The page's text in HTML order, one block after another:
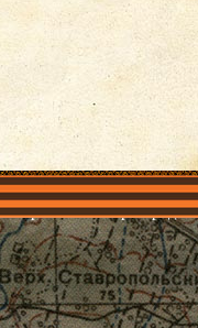
Проекты Герои рядом